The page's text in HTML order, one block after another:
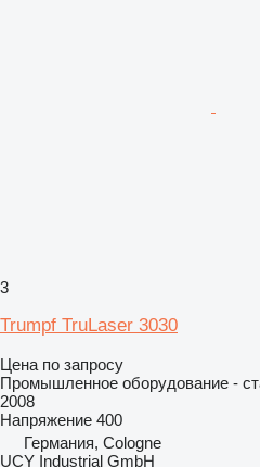
3
Trumpf TruLaser 3030
Цена по запросу
Промышленное оборудование -
2008
Напряжение 400
Германия, Cologne
UCY Industrial GmbH